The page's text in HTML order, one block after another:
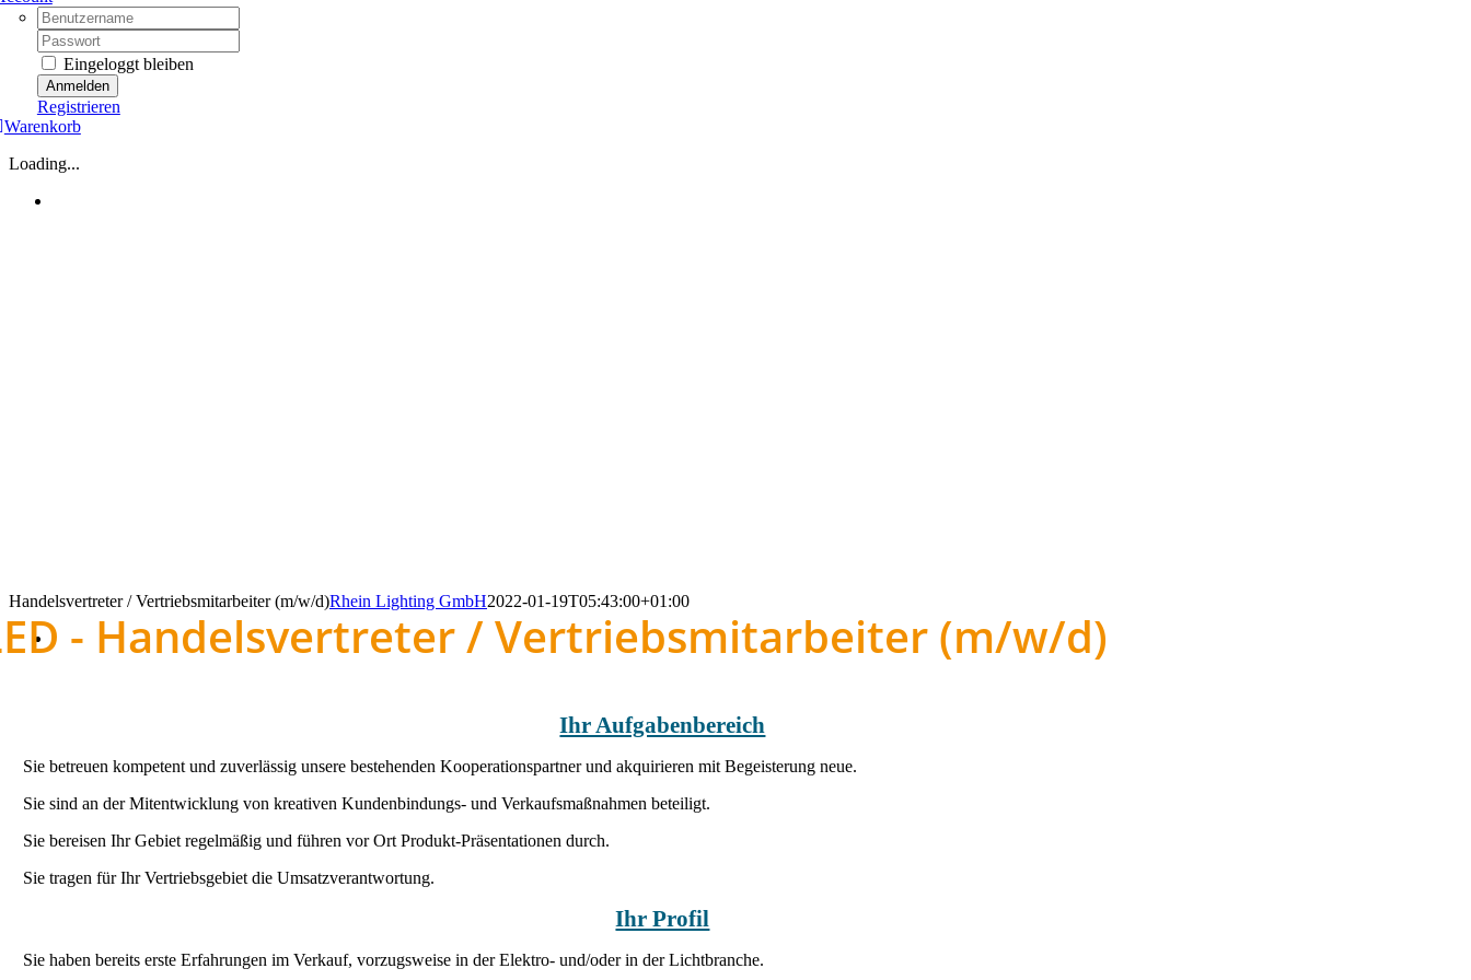
Username:
Password:
Eingeloggt bleiben
Registrieren
Warenkorb
Loading...
Handelsvertreter / Vertriebsmitarbeiter (m/w/d)Rhein Lighting GmbH2022-01-19T05:43:00+01:00
- Handelsvertreter / Vertriebsmitarbeiter (m/w/d)
Ihr Aufgabenbereich
Sie betreuen kompetent und zuverlässig unsere bestehenden Kooperationspartner und akquirieren mit Begeisterung neue.
Sie sind an der Mitentwicklung von kreativen Kundenbindungs- und Verkaufsmaßnahmen beteiligt.
Sie bereisen Ihr Gebiet regelmäßig und führen vor Ort Produkt-Präsentationen durch.
Sie tragen für Ihr Vertriebsgebiet die Umsatzverantwortung.
Ihr Profil
Sie haben bereits erste Erfahrungen im Verkauf, vorzugsweise in der Elektro- und/oder in der Lichtbranche.